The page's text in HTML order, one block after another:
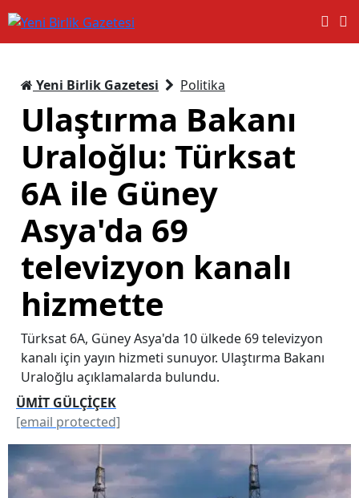
Yeni Birlik Gazetesi Politika
Ulaştırma Bakanı
Uraloğlu: Türksat
6A ile Güney
Asya'da 69
televizyon kanalı
hizmette
Türksat 6A, Güney Asya'da 10 ülkede 69 televizyon
kanalı için yayın hizmeti sunuyor. Ulaştırma Bakanı
Uraloğlu açıklamalarda bulundu.
ÜMİT GÜLÇİÇEK
[email protected]